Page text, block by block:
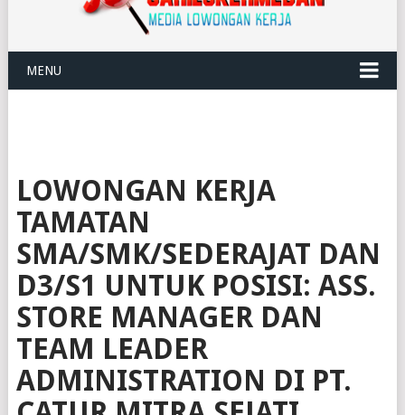
MENU
LOWONGAN KERJA
TAMATAN
SMA/SMK/SEDERAJAT DAN
D3/S1 UNTUK POSISI: ASS.
STORE MANAGER DAN
TEAM LEADER
ADMINISTRATION DI PT.